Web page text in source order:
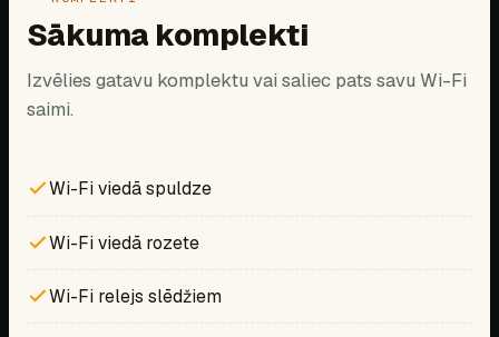
Sākuma komplekti
Izvēlies gatavu komplektu vai saliec pats savu Wi-Fi
saimi.
Wi-Fi viedā spuldze
Wi-Fi viedā rozete
Wi-Fi relejs slēdžiem